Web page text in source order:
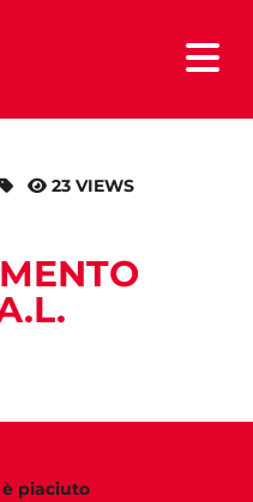
23 VIEWS
è piaciuto